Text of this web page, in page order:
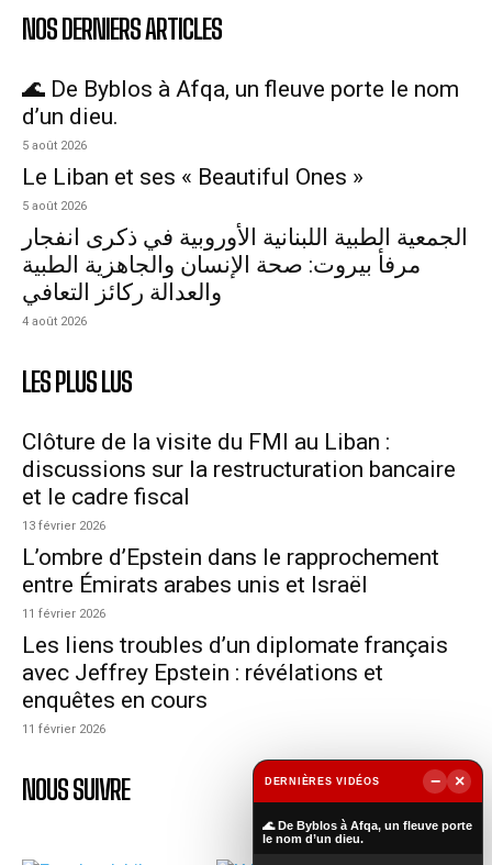
NOS DERNIERS ARTICLES
🌊 De Byblos à Afqa, un fleuve porte le nom
d’un dieu.
5 août 2026
Le Liban et ses « Beautiful Ones »
5 août 2026
الجمعية الطبية اللبنانية الأوروبية في ذكرى انفجار
مرفأ بيروت: صحة الإنسان والجاهزية الطبية
والعدالة ركائز التعافي
4 août 2026
LES PLUS LUS
Clôture de la visite du FMI au Liban :
discussions sur la restructuration bancaire
et le cadre fiscal
13 février 2026
L’ombre d’Epstein dans le rapprochement
entre Émirats arabes unis et Israël
11 février 2026
Les liens troubles d’un diplomate français
avec Jeffrey Epstein : révélations et
enquêtes en cours
11 février 2026
NOUS SUIVRE DERNIÈRES VIDÉOS −
×
🌊 De Byblos à Afqa, un fleuve porte
le nom d’un dieu.